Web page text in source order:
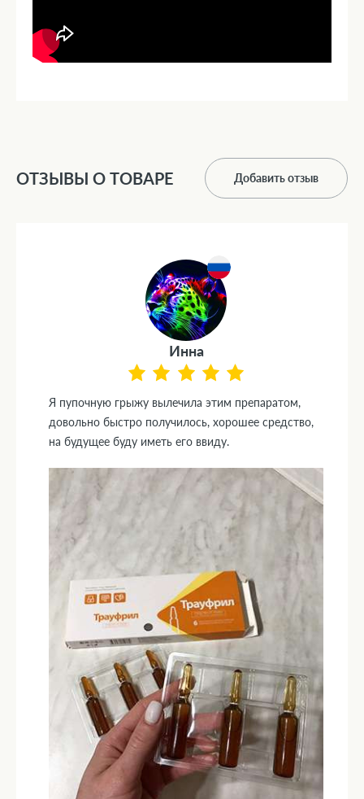
ОТЗЫВЫ О ТОВАРЕ Добавить отзыв
Инна
Я пупочную грыжу вылечила этим препаратом,
довольно быстро получилось, хорошее средство,
на будущее буду иметь его ввиду.